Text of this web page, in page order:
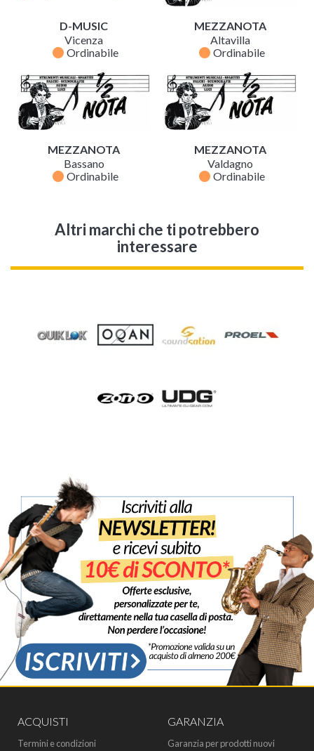
D-MUSIC
Vicenza
fiber_manual_record Ordinabile
MEZZANOTA
Altavilla
fiber_manual_record Ordinabile
MEZZANOTA
Bassano
fiber_manual_record Ordinabile
MEZZANOTA
Valdagno
fiber_manual_record Ordinabile
Altri marchi che ti potrebbero
interessare
ACQUISTI
Termini e condizioni
GARANZIA
Garanzia per prodotti nuovi